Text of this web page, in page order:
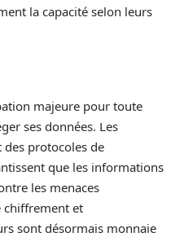
la capacité selon leurs
majeure pour toute
ses données. Les
protocoles de
que les informations
les menaces
chiffrement et
sont désormais monnaie